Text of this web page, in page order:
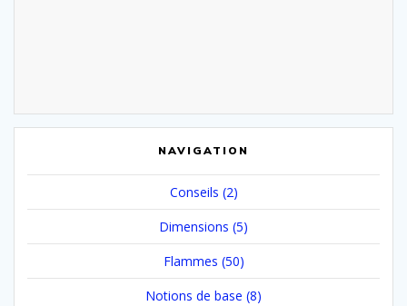
NAVIGATION
Conseils (2)
Dimensions (5)
Flammes (50)
Notions de base (8)